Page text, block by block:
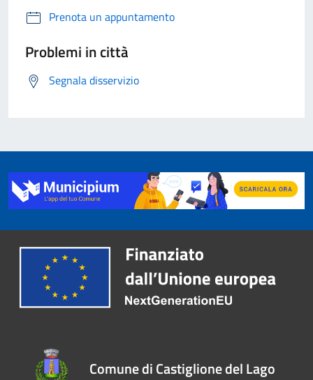
Prenota un appuntamento
Problemi in città
Segnala disservizio
Comune di Castiglione del Lago